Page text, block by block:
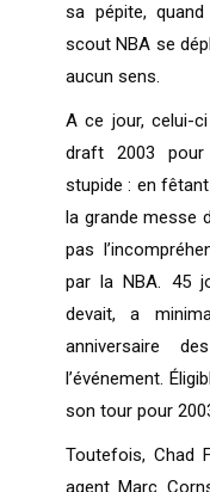
sa pépite,
scout NBA se
aucun sens.
A ce jour, celui-
draft 2003
stupide : en
la grande messe
pas
par la NBA. 45
devait, a
anniversaire
l’événement.
son tour pour
Toutefois, Chad
agent Marc